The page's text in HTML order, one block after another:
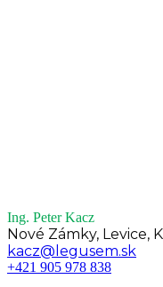
Ing. Peter Kacz
Nové Zámky, Levice,
kacz@legusem.sk
+421 905 978 838